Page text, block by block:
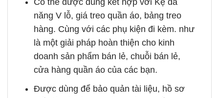
năng V lỗ, giá treo quần áo, bảng treo
hàng. Cùng với các phụ kiện đi kèm. như
là một giải pháp hoàn thiện cho kinh
doanh sản phẩm bán lẻ, chuỗi bán lẻ,
cửa hàng quần áo của các bạn.
Được dùng để bảo quản tài liệu, hồ sơ